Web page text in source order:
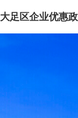
大足区企业优惠